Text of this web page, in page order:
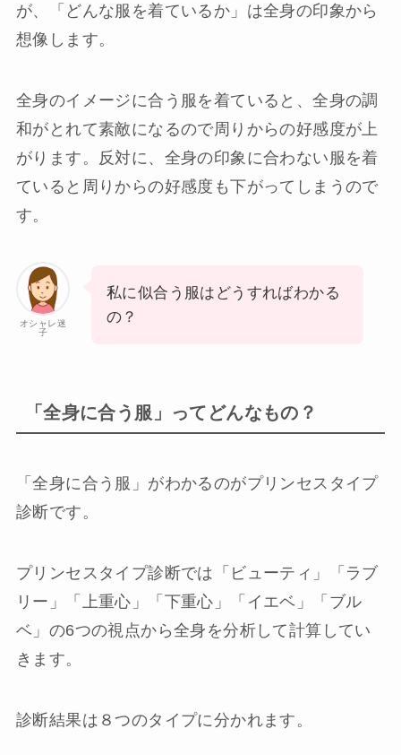
が、「どんな服を着ているか」は全身の印象から
想像します。
全身のイメージに合う服を着ていると、全身の調
和がとれて素敵になるので周りからの好感度が上
がります。反対に、全身の印象に合わない服を着
ていると周りからの好感度も下がってしまうので
す。
オシャレ迷
子
私に似合う服はどうすればわかる
の？
「全身に合う服」ってどんなもの？
「全身に合う服」がわかるのがプリンセスタイプ
診断です。
プリンセスタイプ診断では「ビューティ」「ラブ
リー」「上重心」「下重心」「イエベ」「ブル
ベ」の6つの視点から全身を分析して計算してい
きます。
診断結果は８つのタイプに分かれます。